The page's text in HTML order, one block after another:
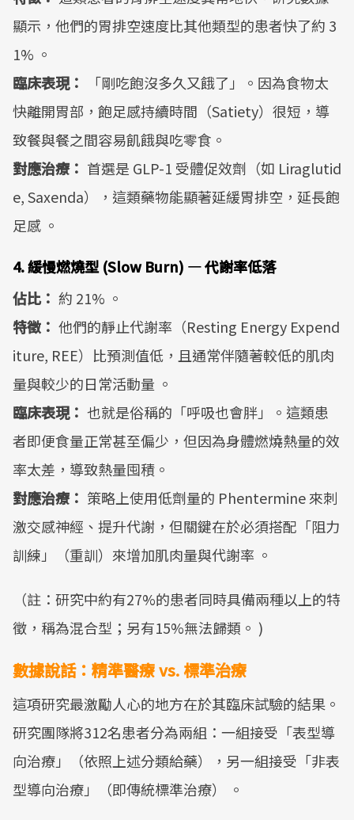
顯示，他們的胃排空速度比其他類型的患者快了約 3
1% 。
臨床表現：
「剛吃飽沒多久又餓了」。因為食物太
快離開胃部，飽足感持續時間（Satiety）很短，導
致餐與餐之間容易飢餓與吃零食。
對應治療： 首選是 GLP-1 受體促效劑（如 Liraglutid
e, Saxenda），這類藥物能顯著延緩胃排空，延長飽
足感 。
4. 緩慢燃燒型 (Slow Burn) — 代謝率低落
佔比： 約 21% 。
特徵： 他們的靜止代謝率（Resting Energy Expend
iture, REE）比預測值低，且通常伴隨著較低的肌肉
量與較少的日常活動量 。
臨床表現： 也就是俗稱的「呼吸也會胖」。這類患
者即便食量正常甚至偏少，但因為身體燃燒熱量的效
率太差，導致熱量囤積。
對應治療： 策略上使用低劑量的 Phentermine 來刺
激交感神經、提升代謝，但關鍵在於必須搭配「阻力
訓練」（重訓）來增加肌肉量與代謝率 。
（註：研究中約有27%的患者同時具備兩種以上的特
徵，稱為混合型；另有15%無法歸類。 )
數據說話：精準醫療 vs. 標準治療
這項研究最激勵人心的地方在於其臨床試驗的結果。
研究團隊將312名患者分為兩組：一組接受「表型導
向治療」（依照上述分類給藥），另一組接受「非表
型導向治療」（即傳統標準治療） 。